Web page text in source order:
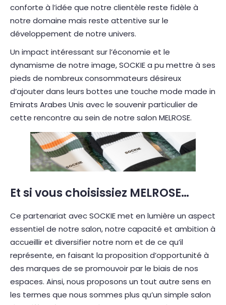
conforte à l’idée que notre clientèle reste fidèle à
notre domaine mais reste attentive sur le
développement de notre univers.
Un impact intéressant sur l’économie et le
dynamisme de notre image, SOCKIE a pu mettre à ses
pieds de nombreux consommateurs désireux
d’ajouter dans leurs bottes une touche mode made in
Emirats Arabes Unis avec le souvenir particulier de
cette rencontre au sein de notre salon MELROSE.
Et si vous choisissiez MELROSE…
Ce partenariat avec SOCKIE met en lumière un aspect
essentiel de notre salon, notre capacité et ambition à
accueillir et diversifier notre nom et de ce qu’il
représente, en faisant la proposition d’opportunité à
des marques de se promouvoir par le biais de nos
espaces. Ainsi, nous proposons un tout autre sens en
les termes que nous sommes plus qu’un simple salon